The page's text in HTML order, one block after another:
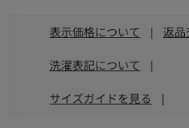
表示価格について | 返
洗濯表記について |
サイズガイドを見る |